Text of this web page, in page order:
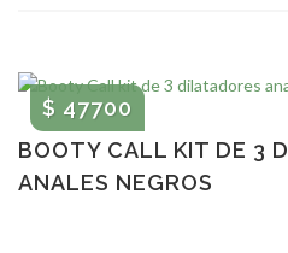
BOOTY CALL KIT DE 3
ANALES NEGROS
$ 47700